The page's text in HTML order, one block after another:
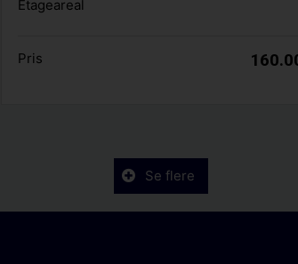
Etageareal
Pris
Se flere